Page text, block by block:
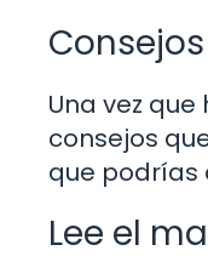
Una vez
consejos
que podrías
Lee el